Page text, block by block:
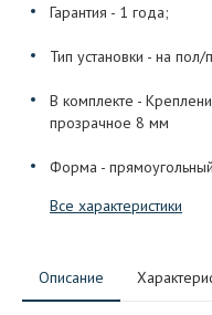
Гарантия - 1 года;
Тип установки - на
В комплекте -
прозрачное 8 мм
Форма -
Все характеристики
Описание